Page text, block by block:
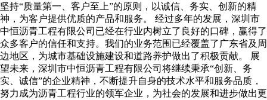
坚持“质量第一、客户至上”的原则，以诚信、务实、创新的精
神，为客户提供优质的产品和服务。 经过多年的发展，深圳市
中恒沥青工程有限公司已经在行业内树立了良好的口碑，赢得了
众多客户的信任和支持。我们的业务范围已经覆盖了广东省及周
边地区，为城市基础设施建设和道路养护做出了积极贡献。 展
望未来，深圳市中恒沥青工程有限公司将继续秉承“创新、务
实、诚信”的企业精神，不断提升自身的技术水平和服务品质，
努力成为沥青工程行业的领军企业，为社会的发展和进步做出更